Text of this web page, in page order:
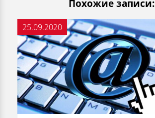
Похожие записи:
25.09.2020